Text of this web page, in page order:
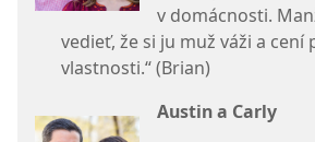
v domácnosti.
vedieť, že si ju muž váži a cení
vlastnosti.“ ​(Brian)
Austin a Carly